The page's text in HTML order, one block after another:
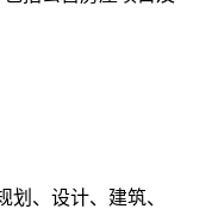
、设计、建筑、